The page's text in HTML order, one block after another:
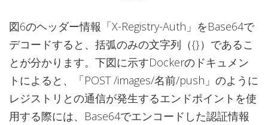
図6のヘッダー情報「X-Registry-Auth」をBase64で
デコードすると、括弧のみの文字列（{}）であるこ
とが分かります。下図に示すDockerのドキュメン
トによると、「POST /images/名前/push」のように
レジストリとの通信が発生するエンドポイントを使
用する際には、Base64でエンコードした認証情報